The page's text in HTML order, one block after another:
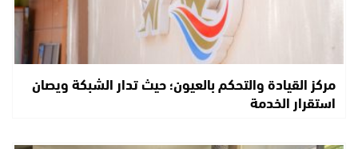
مركز القيادة والتحكم بالعيون؛ حيث تدار الشبكة ويصان
استقرار الخدمة